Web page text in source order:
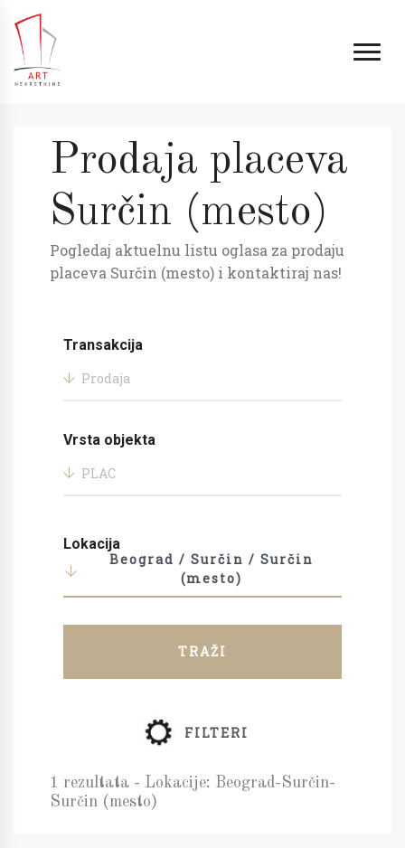
Prodaja placeva
Surčin (mesto)
Pogledaj aktuelnu listu oglasa za prodaju
placeva Surčin (mesto) i kontaktiraj nas!
Transakcija
Prodaja
Vrsta objekta
PLAC
Lokacija
Beograd / Surčin / Surčin
(mesto)
TRAŽI
FILTERI
1 rezultata - Lokacije: Beograd-Surčin-
Surčin (mesto)